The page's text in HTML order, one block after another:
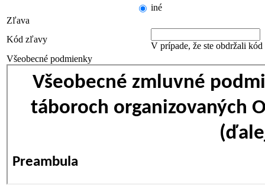
iné
Zľava
Kód zľavy
V prípade, že ste obdržali
Všeobecné podmienky